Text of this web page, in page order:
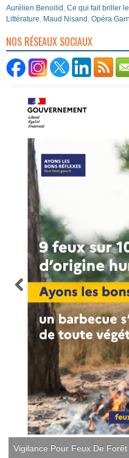
Aurélien Benoilid , Ce qui fait briller
Littérature, Maud Nisand , Opéra
NOS RÉSEAUX SOCIAUX